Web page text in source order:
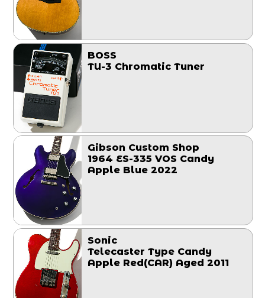
BOSS
TU-3 Chromatic Tuner
Gibson Custom Shop
1964 ES-335 VOS Candy
Apple Blue 2022
Sonic
Telecaster Type Candy
Apple Red(CAR) Aged 2011